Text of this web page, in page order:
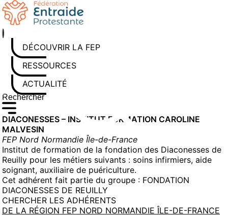
Aller
au
contenu
DÉCOUVRIR LA FEP
RESSOURCES
ACTUALITÉS
Rechercher sur le site
Saisissez au moins 3 caractères pour lancer la recherche
DIACONESSES – INSTITUT FORMATION CAROLINE
MALVESIN
FEP Nord Normandie Île-de-France
Institut de formation de la fondation des Diaconesses de
Reuilly pour les métiers suivants : soins infirmiers, aide
soignant, auxiliaire de puériculture.
Cet adhérent fait partie du groupe : FONDATION
DIACONESSES DE REUILLY
CHERCHER LES ADHÉRENTS
DE LA RÉGION FEP NORD NORMANDIE ÎLE-DE-FRANCE